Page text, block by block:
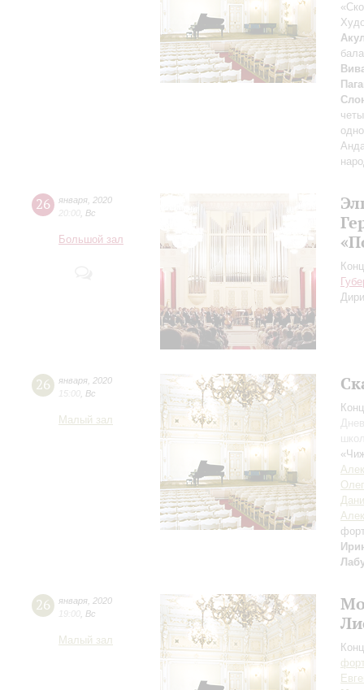
26 января 2020
20:00 Вс
Большой зал
26 января 2020
15:00 Вс
Малый зал
26 января 2020
19:00 Вс
Малый зал